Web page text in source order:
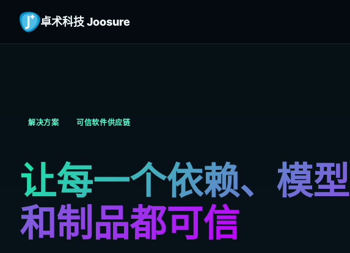
卓术科技 Joosure
解决方案 可信软件供应链
让每一个依赖、模型
和制品都可信